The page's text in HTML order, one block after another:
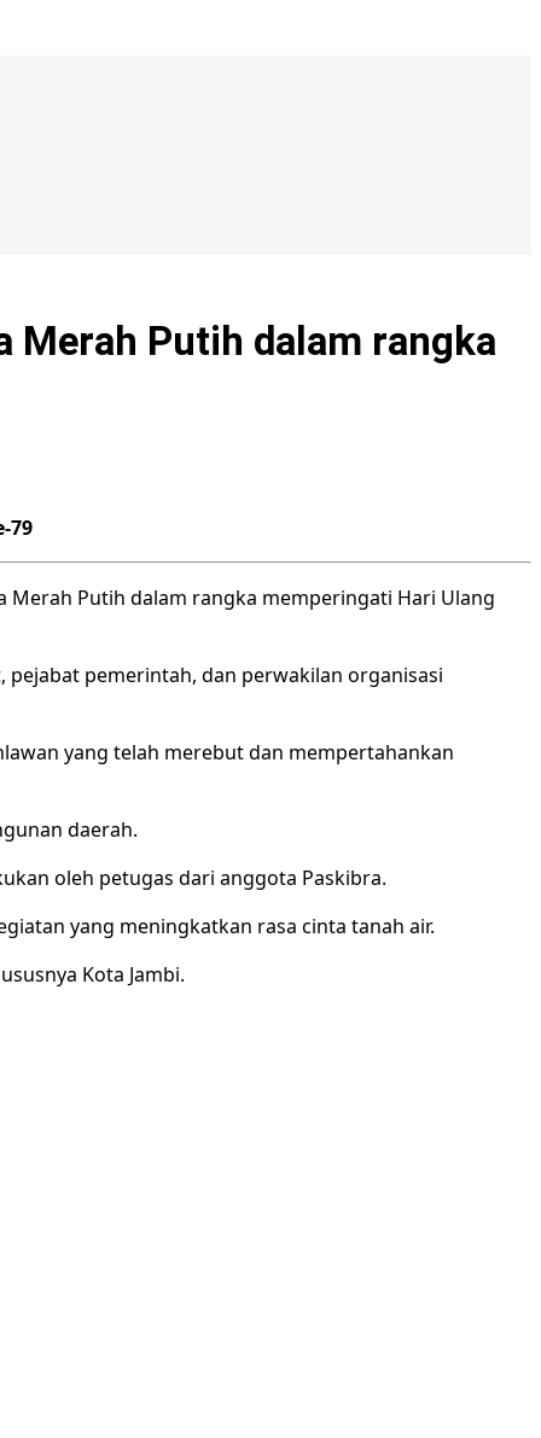
Merah Putih dalam rangka
79
Merah Putih dalam rangka memperingati Hari Ulang
pejabat pemerintah, dan perwakilan organisasi
yang telah merebut dan mempertahankan
daerah.
oleh petugas dari anggota Paskibra.
yang meningkatkan rasa cinta tanah air.
Kota Jambi.